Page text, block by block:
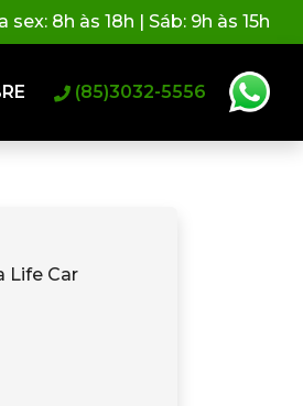
sex: 8h às 18h | Sáb: 9h às 15h
(85)3032-5556
Life Car